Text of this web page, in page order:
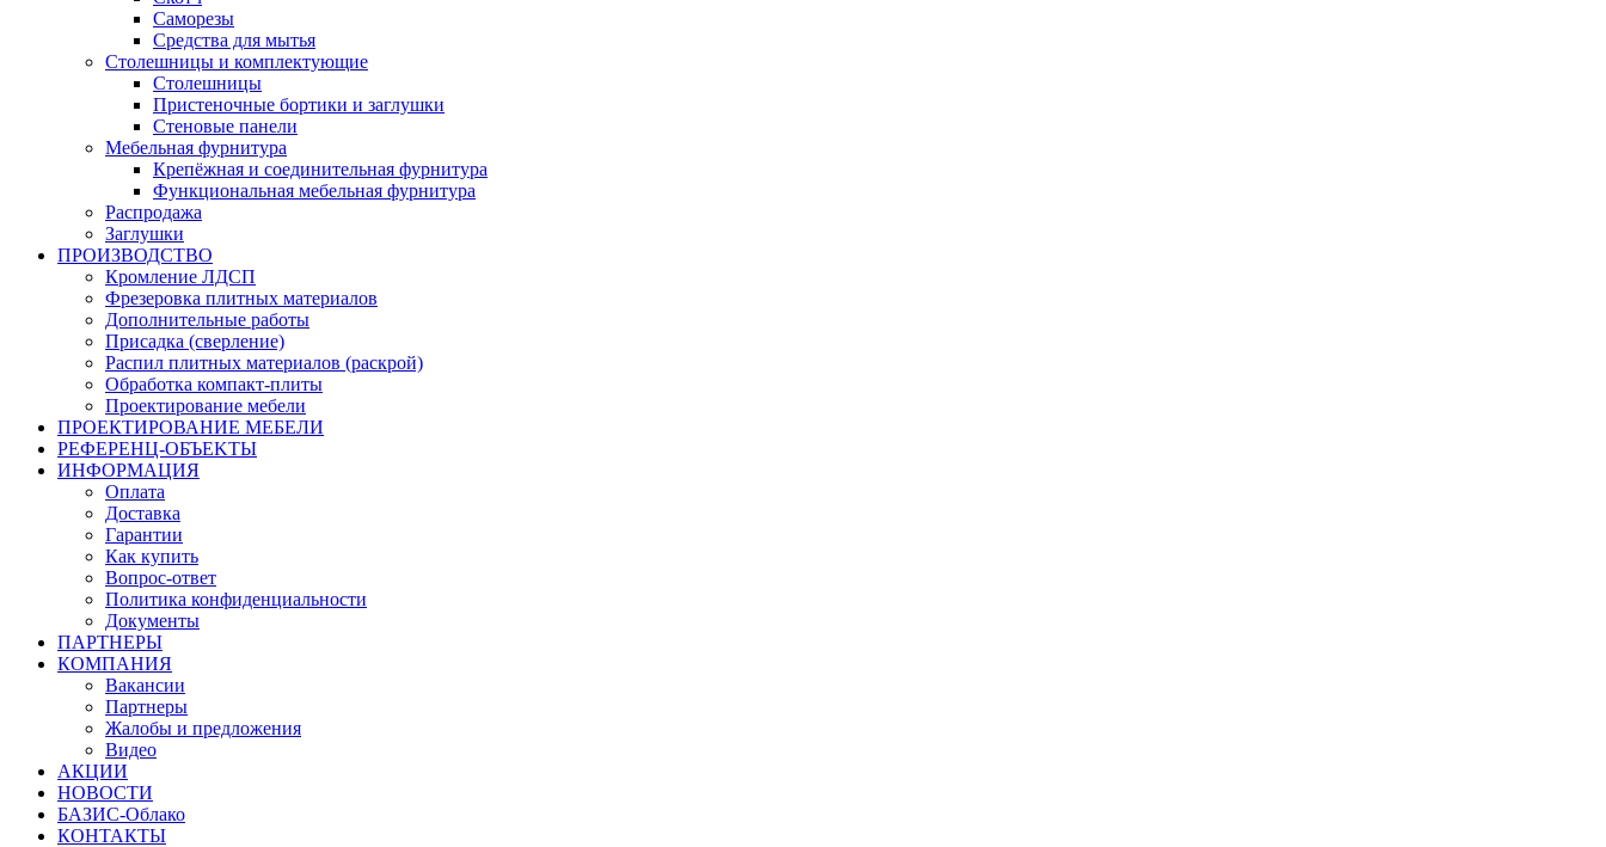
Саморезы
Средства для мытья
Столешницы и комплектующие
Столешницы
Пристеночные бортики и заглушки
Стеновые панели
Мебельная фурнитура
Крепёжная и соединительная фурнитура
Функциональная мебельная фурнитура
Распродажа
Заглушки
ПРОИЗВОДСТВО
Кромление ЛДСП
Фрезеровка плитных материалов
Дополнительные работы
Присадка (сверление)
Распил плитных материалов (раскрой)
Обработка компакт-плиты
Проектирование мебели
ПРОЕКТИРОВАНИЕ МЕБЕЛИ
РЕФЕРЕНЦ-ОБЪЕKТЫ
ИНФОРМАЦИЯ
Оплата
Доставка
Гарантии
Как купить
Вопрос-ответ
Политика конфиденциальности
Документы
ПАРТНЕРЫ
КОМПАНИЯ
Вакансии
Партнеры
Жалобы и предложения
Видео
АКЦИИ
НОВОСТИ
БАЗИС-Облако
КОНТАКТЫ